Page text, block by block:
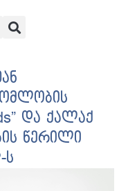
და ქალაქ
წერილი
ს